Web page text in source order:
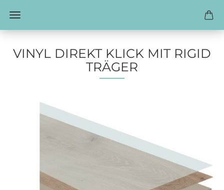
VINYL DIREKT KLICK MIT RIGID
TRÄGER